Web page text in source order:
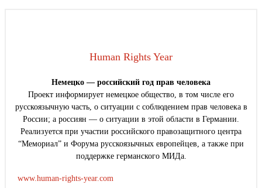
Human Rights Year
Немецко — российский год прав человека
Проект информирует немецкое общество, в том числе его
русскоязычную часть, о ситуации с соблюдением прав человека в
России; а россиян — о ситуации в этой области в Германии.
Реализуется при участии российского правозащитного центра
“Мемориал” и Форума русскоязычных европейцев, а также при
поддержке германского МИДа.
www.human-rights-year.com